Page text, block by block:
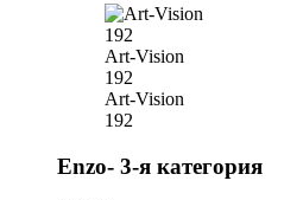
Art-Vision
192
Art-Vision
192
Enzo- 3-я категория